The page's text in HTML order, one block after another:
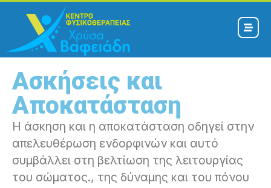
Ασκήσεις και
Αποκατάσταση
Η άσκηση και η αποκατάσταση οδηγεί στην
απελευθέρωση ενδορφινών και αυτό
συμβάλλει στη βελτίωση της λειτουργίας
του σώματος., της δύναμης και του πόνου